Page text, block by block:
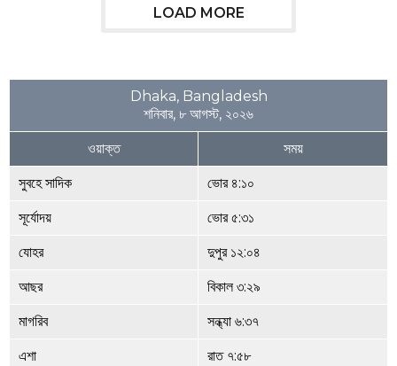
a
g
o
LOAD MORE
Dhaka, Bangladesh
শনিবার, ৮ আগস্ট, ২০২৬
ওয়াক্ত সময়
সুবহে সাদিক ভোর ৪:১০
সূর্যোদয় ভোর ৫:৩১
যোহর দুপুর ১২:০৪
আছর বিকাল ৩:২৯
মাগরিব সন্ধ্যা ৬:৩৭
এশা রাত ৭:৫৮